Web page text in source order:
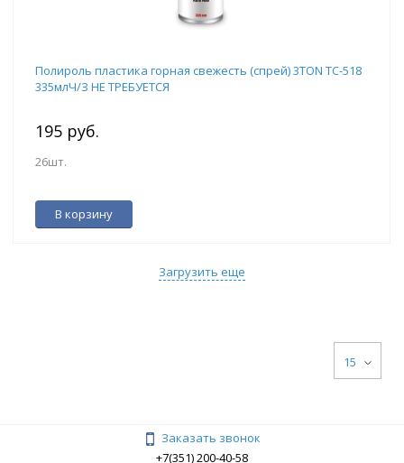
Полироль пластика горная свежесть (спрей) 3TON ТС-518
335млЧ/З НЕ ТРЕБУЕТСЯ
195 руб.
26шт.
В корзину
Загрузить еще
15
Заказать звонок
+7(351) 200-40-58